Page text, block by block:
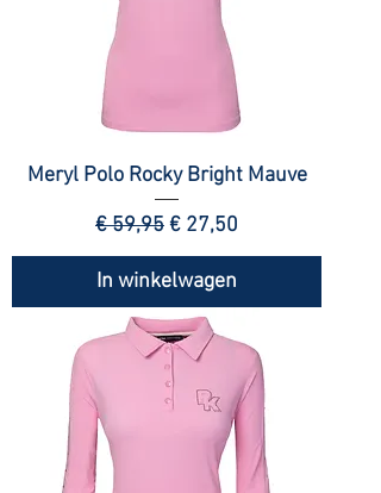
Meryl Polo Rocky Bright Mauve
Normale prijs
€ 59,95Verkoopprijs
€ 27,50
In winkelwagen